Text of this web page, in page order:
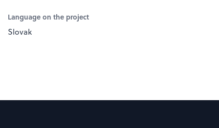
Language on the project
Slovak